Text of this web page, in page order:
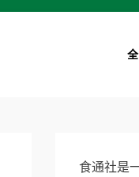
食通社是